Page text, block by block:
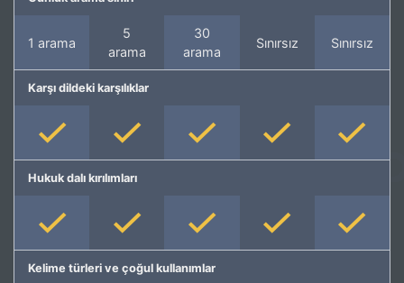
1 arama
5
arama
30
arama
Sınırsız Sınırsız
Karşı dildeki karşılıklar
Hukuk dalı kırılımları
Kelime türleri ve çoğul kullanımlar